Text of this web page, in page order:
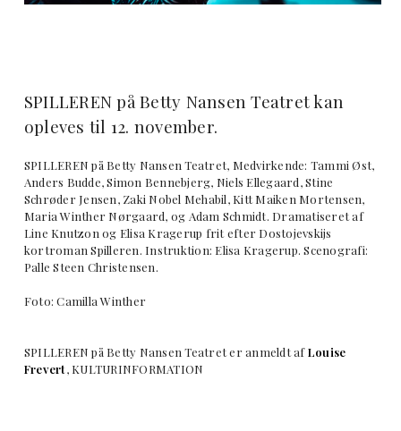
SPILLEREN på Betty Nansen Teatret kan
opleves til 12. november.
SPILLEREN på Betty Nansen Teatret, Medvirkende: Tammi Øst,
Anders Budde, Simon Bennebjerg, Niels Ellegaard, Stine
Schrøder Jensen, Zaki Nobel Mehabil, Kitt Maiken Mortensen,
Maria Winther Nørgaard, og Adam Schmidt. Dramatiseret af
Line Knutzon og Elisa Kragerup frit efter Dostojevskijs
kortroman Spilleren. Instruktion: Elisa Kragerup. Scenografi:
Palle Steen Christensen.
Foto: Camilla Winther
SPILLEREN på Betty Nansen Teatret er anmeldt afLouise
Frevert, KULTURINFORMATION